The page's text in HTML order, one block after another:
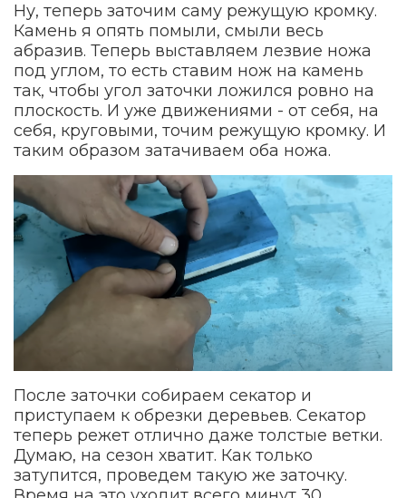
Ну, теперь заточим саму режущую кромку.
Камень я опять помыли, смыли весь
абразив. Теперь выставляем лезвие ножа
под углом, то есть ставим нож на камень
так, чтобы угол заточки ложился ровно на
плоскость. И уже движениями - от себя, на
себя, круговыми, точим режущую кромку. И
таким образом затачиваем оба ножа.
После заточки собираем секатор и
приступаем к обрезки деревьев. Секатор
теперь режет отлично даже толстые ветки.
Думаю, на сезон хватит. Как только
затупится, проведем такую же заточку.